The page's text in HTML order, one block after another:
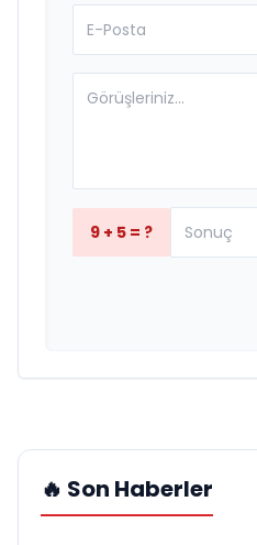
9 + 5 = ?
🔥 Son Haberler